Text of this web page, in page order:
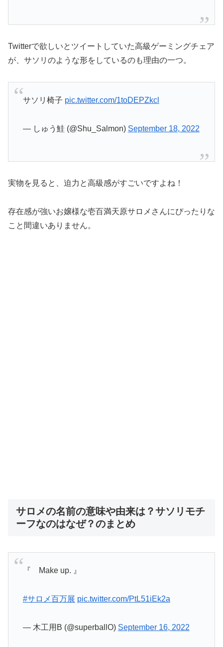
Twitterで欲しいとツイートしていた高級ゲーミングチェア
が、サソリのような形をしているのも理由の一つ。
サソリ椅子 pic.twitter.com/1toDEPZkcl
— しゅう鮭 (@Shu_Salmon) September 18, 2022
実物を見ると、迫力と高級感がすごいですよね！
存在感が強いお嬢様な壱百満天原サロメさんにぴったりな
こと間違いありません。
サロメの名前の意味や由来は？サソリモチ
ーフなのはなぜ？のまとめ
『 Make up. 』
#サロメ百万展 pic.twitter.com/PtL51iEk2a
— 木工用B (@superballO) September 16, 2022